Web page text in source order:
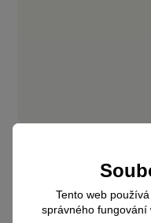
tom přínos a vidím v
generace, o které se
ztrojnásobí množství
bychom i my se měli
Tento web
správného fungování